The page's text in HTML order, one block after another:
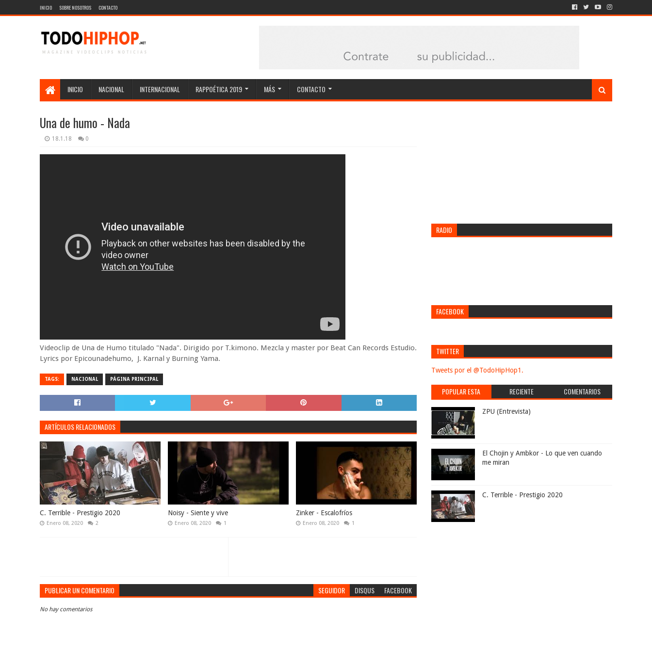
INICIO SOBRE NOSOTROS CONTACTO
INICIO NACIONAL INTERNACIONAL RAPPOÉTICA 2019 MÁS CONTACTO
Una de humo - Nada
18.1.18 0
Videoclip de Una de Humo titulado "Nada". Dirigido por T.kimono. Mezcla y master por Beat Can Records Estudio.
Lyrics por Epicounadehumo, J. Karnal y Burning Yama.
TAGS: NACIONAL PÁGINA PRINCIPAL
ARTÍCULOS RELACIONADOS
C. Terrible - Prestigio 2020
Enero 08, 2020 2
Noisy - Siente y vive
Enero 08, 2020 1
Zinker - Escalofríos
Enero 08, 2020 1
PUBLICAR UN COMENTARIO SEGUIDOR DISQUS FACEBOOK
No hay comentarios
RADIO
FACEBOOK
TWITTER
Tweets por el @TodoHipHop1.
POPULAR ESTA
SEMANA
RECIENTE COMENTARIOS
ZPU (Entrevista)
El Chojin y Ambkor - Lo que ven cuando
me miran
C. Terrible - Prestigio 2020